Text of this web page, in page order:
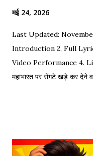
मई 24, 2026
Last Updated:
Introduction 2. Full
Video Performance 4.
महाभारत पर रोंगटे खड़े कर
Explore our Best Hindi